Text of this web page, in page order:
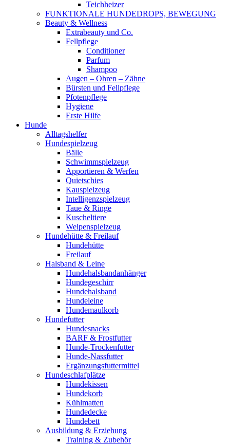
Teichheizer
FUNKTIONALE HUNDEDROPS, BEWEGUNG
Beauty & Wellness
Extrabeauty und Co.
Fellpflege
Conditioner
Parfum
Shampoo
Augen – Ohren – Zähne
Bürsten und Fellpflege
Pfotenpflege
Hygiene
Erste Hilfe
Hunde
Alltagshelfer
Hundespielzeug
Bälle
Schwimmspielzeug
Apportieren & Werfen
Quietschies
Kauspielzeug
Intelligenzspielzeug
Taue & Ringe
Kuscheltiere
Welpenspielzeug
Hundehütte & Freilauf
Hundehütte
Freilauf
Halsband & Leine
Hundehalsbandanhänger
Hundegeschirr
Hundehalsband
Hundeleine
Hundemaulkorb
Hundefutter
Hundesnacks
BARF & Frostfutter
Hunde-Trockenfutter
Hunde-Nassfutter
Ergänzungsfuttermittel
Hundeschlafplätze
Hundekissen
Hundekorb
Kühlmatten
Hundedecke
Hundebett
Ausbildung & Erziehung
Training & Zubehör